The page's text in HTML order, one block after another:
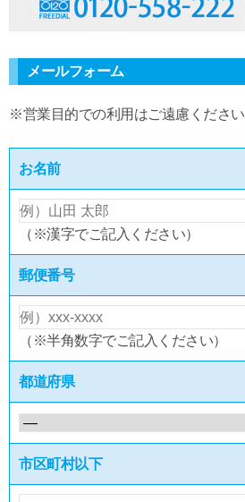
メールフォーム
※営業目的での利用はご遠慮ください
お名前
（※漢字でご記入ください）
郵便番号
（※半角数字でご記入ください）
都道府県
市区町村以下